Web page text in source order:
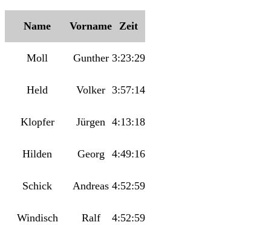
Name Vorname Zeit
Moll Gunther 3:23:29
Held Volker 3:57:14
Klopfer Jürgen 4:13:18
Hilden Georg 4:49:16
Schick Andreas 4:52:59
Windisch Ralf 4:52:59